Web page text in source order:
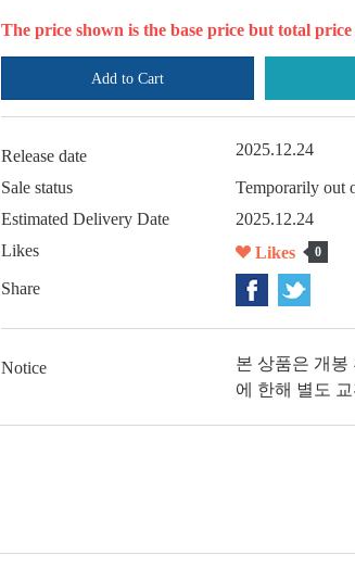
The price shown is the base price but total
Add to Cart
Release date 2025.12.24
Sale status
Temporarily out
Estimated Delivery Date
2025.12.24
Likes
Likes 0
Share
Notice
본 상품은 개봉
에 한해 별도